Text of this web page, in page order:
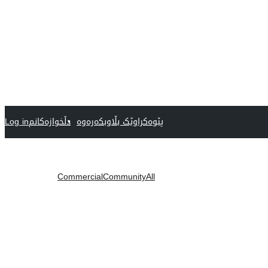
پێوەکراوێک بڵاوبکەرەوە دڵخوازەکانمLog in
All
Community
Commercial